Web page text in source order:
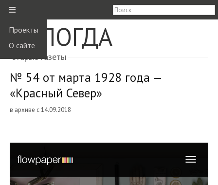
≡
Проекты
О сайте
ВОЛОГДА
старые газеты
№ 54 от марта 1928 года —
«Красный Север»
в архиве с 14.09.2018